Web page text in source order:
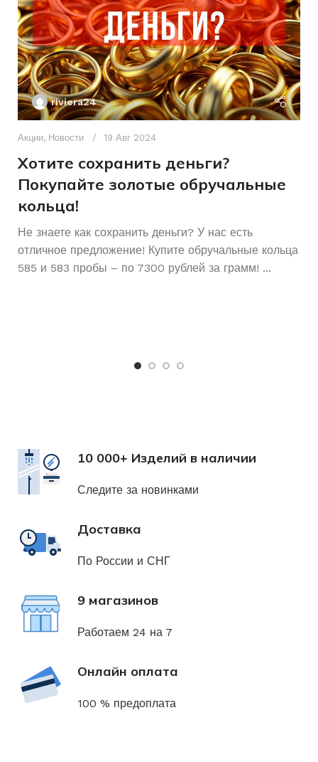
БРЕНД ИНСТРУМЕНТА
riviera24
Акции, Новости 19 Авг 2024
Хотите сохранить деньги?
Покупайте золотые обручальные
кольца!
Не знаете как сохранить деньги? У нас есть
отличное предложение! Купите обручальные кольца
585 и 583 пробы – по 7300 рублей за грамм! ...
10 000+ Изделий в наличии
Следите за новинками
Доставка
По России и СНГ
9 магазинов
Работаем 24 на 7
Онлайн оплата
100 % предоплата